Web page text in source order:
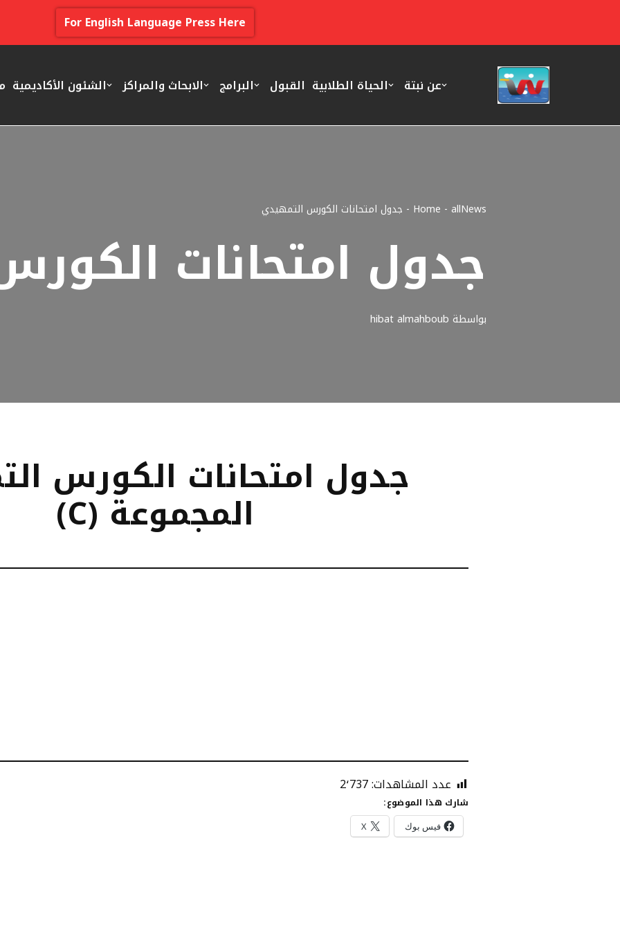
For English Language Press Here
عن نبتة الحياة الطلابية القبول البرامج الابحاث والمراكز الشئون الأكاديمية
Home - allNews
- جدول امتحانات الكورس التمهيدي
جدول امتحانات
بواسطة hibat almahboub
جدول امتحانات الكورس
المجموعة (C)
عدد المشاهدات:2٬737
شارك هذا الموضوع:
فيس بوك X